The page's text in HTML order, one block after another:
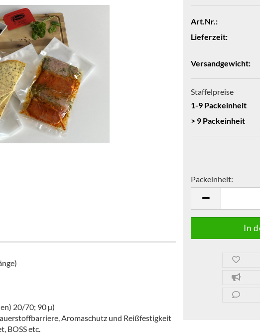
Art.Nr.:
Lieferzeit:
Versandgewicht:
Staffelpreise
1-9 Packeinheit
> 9 Packeinheit
Packeinheit:
Packeinheit
20/70; 90 µ)
Aromaschutz und Reißfestigkeit
BOSS etc.